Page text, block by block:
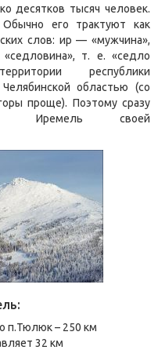
десятков тысяч человек.
его трактуют как
слов: ир — «мужчина»,
т. е. «седло
республики
областью (со
проще). Поэтому сразу
Иремель своей
п.Тюлюк – 250 км
32 км